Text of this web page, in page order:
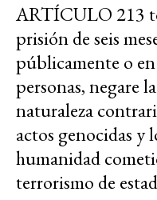
ARTÍCULO 213
prisión de seis
públicamente o
personas, negare
naturaleza
actos genocidas y
humanidad
terrorismo de